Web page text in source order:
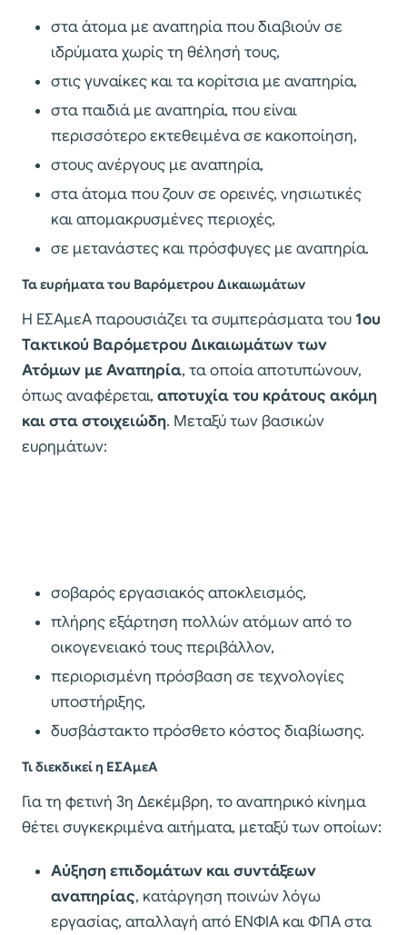
στα άτομα με αναπηρία που διαβιούν σε
ιδρύματα χωρίς τη θέλησή τους,
στις γυναίκες και τα κορίτσια με αναπηρία,
στα παιδιά με αναπηρία, που είναι
περισσότερο εκτεθειμένα σε κακοποίηση,
στους ανέργους με αναπηρία,
στα άτομα που ζουν σε ορεινές, νησιωτικές
και απομακρυσμένες περιοχές,
σε μετανάστες και πρόσφυγες με αναπηρία.
Τα ευρήματα του Βαρόμετρου Δικαιωμάτων
Η ΕΣΑμεΑ παρουσιάζει τα συμπεράσματα του 1ου
Τακτικού Βαρόμετρου Δικαιωμάτων των
Ατόμων με Αναπηρία, τα οποία αποτυπώνουν,
όπως αναφέρεται, αποτυχία του κράτους ακόμη
και στα στοιχειώδη. Μεταξύ των βασικών
ευρημάτων:
σοβαρός εργασιακός αποκλεισμός,
πλήρης εξάρτηση πολλών ατόμων από το
οικογενειακό τους περιβάλλον,
περιορισμένη πρόσβαση σε τεχνολογίες
υποστήριξης,
δυσβάστακτο πρόσθετο κόστος διαβίωσης.
Τι διεκδικεί η ΕΣΑμεΑ
Για τη φετινή 3η Δεκέμβρη, το αναπηρικό κίνημα
θέτει συγκεκριμένα αιτήματα, μεταξύ των οποίων:
Αύξηση επιδομάτων και συντάξεων
αναπηρίας, κατάργηση ποινών λόγω
εργασίας, απαλλαγή από ΕΝΦΙΑ και ΦΠΑ στα